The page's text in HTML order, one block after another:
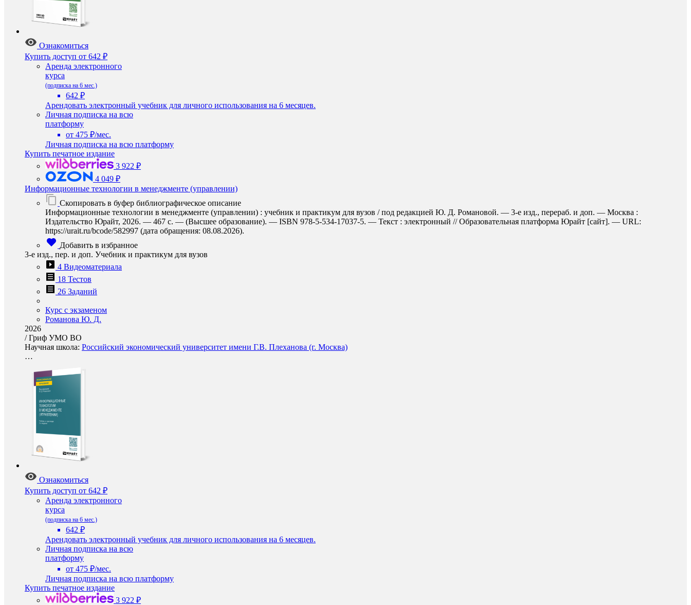
Ознакомиться
Купить доступ от 642 ₽
Аренда электронного
курса
(подписка на 6 мес.)
642 ₽
Арендовать электронный учебник для личного использования на 6 месяцев.
Личная подписка на всю
платформу
от 475 ₽/мес.
Личная подписка на всю платформу
Купить печатное издание
3 922 ₽
4 049 ₽
Информационные технологии в менеджменте (управлении)
Скопировать в буфер библиографическое описание
Информационные технологии в менеджменте (управлении) : учебник и практикум для вузов / под редакцией Ю. Д. Романовой. — 3-е изд., перераб. и доп. — Москва :
Издательство Юрайт, 2026. — 467 с. — (Высшее образование). — ISBN 978-5-534-17037-5. — Текст : электронный // Образовательная платформа Юрайт [сайт]. — URL:
https://urait.ru/bcode/582997 (дата обращения: 08.08.2026).
Добавить в избранное
3-е изд., пер. и доп. Учебник и практикум для вузов
4 Видеоматериала
18 Тестов
26 Заданий
Курс с экзаменом
Романова Ю. Д.
2026
/Гриф УМО ВО
Научная школа: Российский экономический университет имени Г.В. Плеханова (г. Москва)
…
Ознакомиться
Купить доступ от 642 ₽
Аренда электронного
курса
(подписка на 6 мес.)
642 ₽
Арендовать электронный учебник для личного использования на 6 месяцев.
Личная подписка на всю
платформу
от 475 ₽/мес.
Личная подписка на всю платформу
Купить печатное издание
3 922 ₽